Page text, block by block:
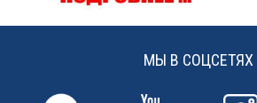
МЫ В СОЦСЕТЯХ